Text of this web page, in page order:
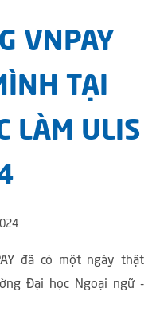
VNPAY
TẠI
LÀM ULIS
đã có một ngày thật
Đại học Ngoại ngữ -